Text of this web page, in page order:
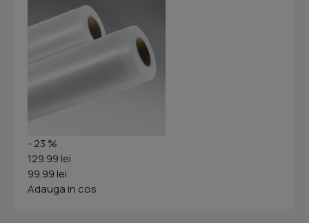
- 23 %
129.99 lei
99.99 lei
Adauga in cos